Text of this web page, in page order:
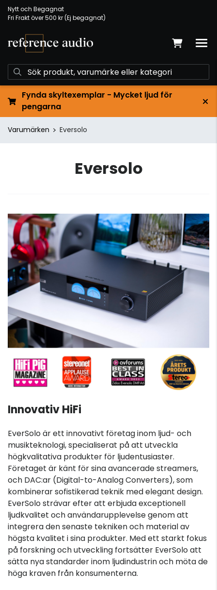
Nytt och Begagnat
Fri Frakt över 500 kr (Ej begagnat)
Fynda skyltexemplar - Mycket ljud för
pengarna
Varumärken Eversolo
Eversolo
Innovativ HiFi
EverSolo är ett innovativt företag inom ljud- och
musikteknologi, specialiserat på att utveckla
högkvalitativa produkter för ljudentusiaster.
Företaget är känt för sina avancerade streamers,
och DAC:ar (Digital-to-Analog Converters), som
kombinerar sofistikerad teknik med elegant design.
EverSolo strävar efter att erbjuda exceptionell
ljudkvalitet och användarupplevelse genom att
integrera den senaste tekniken och material av
högsta kvalitet i sina produkter. Med ett starkt fokus
på forskning och utveckling fortsätter EverSolo att
sätta nya standarder inom ljudindustrin och möta de
höga kraven från konsumenterna.